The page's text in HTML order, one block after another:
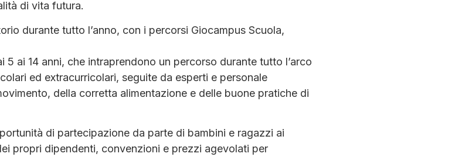
di vita futura.
durante tutto l’anno, con i percorsi Giocampus Scuola,
ai 14 anni, che intraprendono un percorso durante tutto l’arco
ed extracurricolari, seguite da esperti e personale
della corretta alimentazione e delle buone pratiche di
di partecipazione da parte di bambini e ragazzi ai
propri dipendenti, convenzioni e prezzi agevolati per